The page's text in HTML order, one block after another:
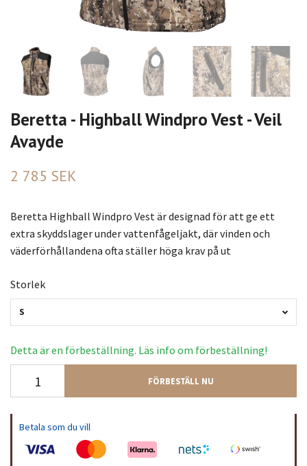
Beretta - Highball Windpro Vest - Veil
Avayde
2 785 SEK
Beretta Highball Windpro Vest är designad för att ge ett
extra skyddslager under vattenfågeljakt, där vinden och
väderförhållandena ofta ställer höga krav på ut
Storlek
S
Detta är en förbeställning. Läs info om förbeställning!
FÖRBESTÄLL NU
Betala som du vill